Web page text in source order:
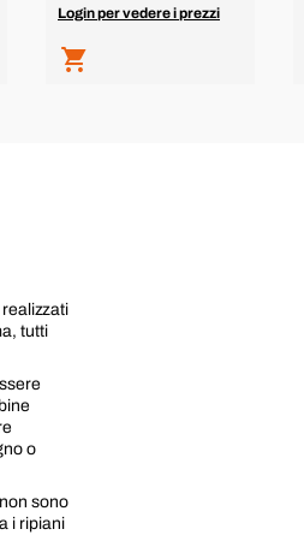
Login per vedere i prezzi
tutti
o
sono
i ripiani